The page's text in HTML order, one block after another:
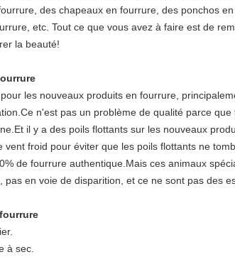
des chapeaux en fourrure, des ponchos
etc. Tout ce que vous avez à faire est de
la beauté!
les nouveaux produits en fourrure,
n'est pas un problème de qualité parce que
il y a des poils flottants sur les nouveaux
vent froid pour éviter que les poils flottants ne
de fourrure authentique.Mais ces animaux
en voie de disparition, et ce ne sont pas des
à sec.